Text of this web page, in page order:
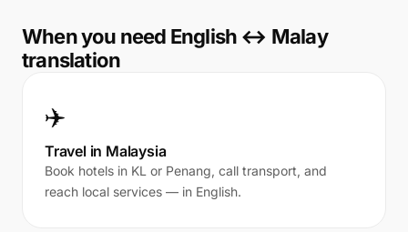
When you need English ↔ Malay
translation
✈️
Travel in Malaysia
Book hotels in KL or Penang, call transport, and
reach local services — in English.